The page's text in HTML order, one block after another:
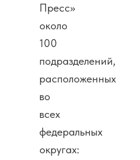
Пресс»
около
100
подразделений,
расположенных
во
всех
федеральных
округах: